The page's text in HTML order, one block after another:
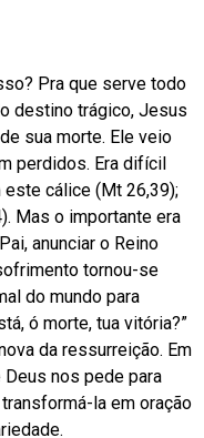
Pra que serve todo
destino trágico, Jesus
sua morte. Ele veio
perdidos. Era difícil
este cálice (Mt 26,39);
Mas o importante era
anunciar o Reino
tornou-se
do mundo para
ó morte, tua vitória?”
da ressurreição. Em
nos pede para
la em oração